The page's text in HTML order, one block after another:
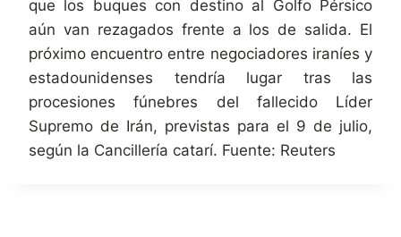
que los buques con destino al Golfo Pérsico
aún van rezagados frente a los de salida. El
próximo encuentro entre negociadores iraníes y
estadounidenses tendría lugar tras las
procesiones fúnebres del fallecido Líder
Supremo de Irán, previstas para el 9 de julio,
según la Cancillería catarí. Fuente: Reuters